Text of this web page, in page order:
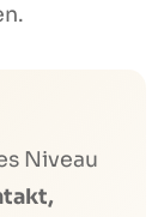
Niveau